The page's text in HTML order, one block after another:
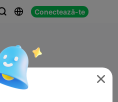
 Conectează-te
